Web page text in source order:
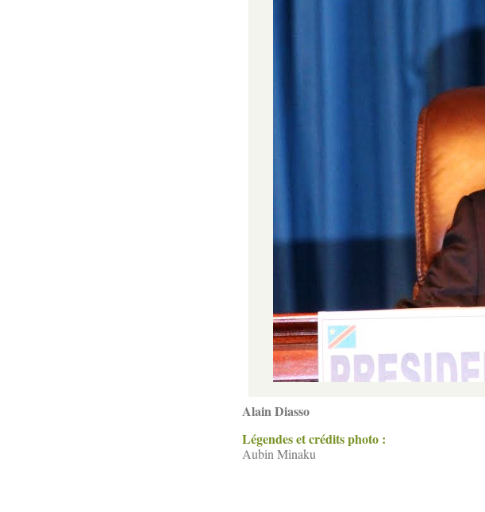
Alain Diasso
Légendes et crédits photo :
Aubin Minaku